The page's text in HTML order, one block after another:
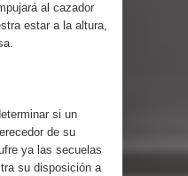
al cazador
estar a la altura,
si un
de su
ya las secuelas
su disposición a